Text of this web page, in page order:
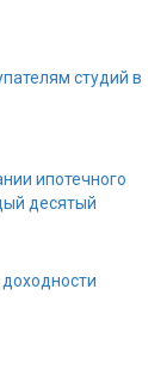
студий в
ипотечного
десятый